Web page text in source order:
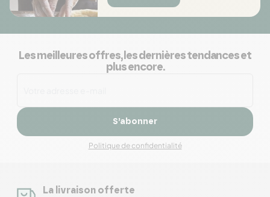
Les meilleures offres, les dernières tendances et
plus encore.
S’abonner
Politique de confidentialité
La livraison offerte